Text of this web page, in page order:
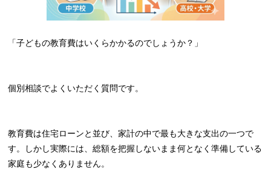
「子どもの教育費はいくらかかるのでしょうか？」
個別相談でよくいただく質問です。
教育費は住宅ローンと並び、家計の中で最も大きな支出の一つで
す。しかし実際には、総額を把握しないまま何となく準備している
家庭も少なくありません。